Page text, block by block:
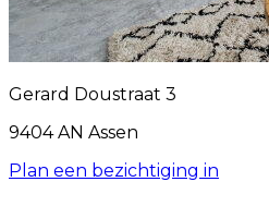
Gerard Doustraat 3
9404 AN Assen
Plan een bezichtiging in